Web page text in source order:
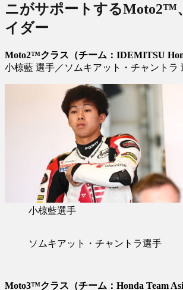
ニがサポートするMoto2™
イダー
Moto2™クラス（チーム：IDEMITSU
小椋藍 選手／ソムキアット・チャントラ
小椋藍選手
ソムキアット・チャントラ選手
Moto3™クラス（チーム：Honda Team